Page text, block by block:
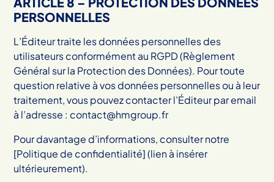
PERSONNELLES
L’Éditeur traite les données personnelles des
utilisateurs conformément au RGPD (Règlement
Général sur la Protection des Données). Pour toute
question relative à vos données personnelles ou à leur
traitement, vous pouvez contacter l’Éditeur par email
à l’adresse : contact@hmgroup.fr
Pour davantage d’informations, consulter notre
[Politique de confidentialité] (lien à insérer
ultérieurement).